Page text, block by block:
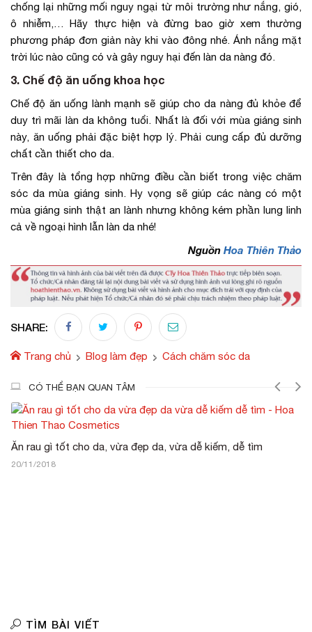
chống lại những mối nguy ngại từ môi trường như nắng, gió,
ô nhiễm,… Hãy thực hiện và đừng bao giờ xem thường
phương pháp đơn giản này khi vào đông nhé. Ánh nắng mặt
trời lúc nào cũng có và gây nguy hại đến làn da nàng đó.
3. Chế độ ăn uống khoa học
Chế độ ăn uống lành mạnh sẽ giúp cho da nàng đủ khỏe để
duy trì mãi làn da không tuổi. Nhất là đối với mùa giáng sinh
này, ăn uống phải đặc biệt hợp lý. Phải cung cấp đủ dưỡng
chất cần thiết cho da.
Trên đây là tổng hợp những điều cần biết trong việc chăm
sóc da mùa giáng sinh. Hy vọng sẽ giúp các nàng có một
mùa giáng sinh thật an lành nhưng không kém phần lung linh
cả về ngoại hình lẫn làn da nhé!
Nguồn Hoa Thiên Thảo
SHARE:
Trang chủ Blog làm đẹp Cách chăm sóc da
CÓ THỂ BẠN QUAN TÂM
Ăn rau gì tốt cho da, vừa đẹp da, vừa dễ kiếm, dễ tìm
20/11/2018
TÌM BÀI VIẾT